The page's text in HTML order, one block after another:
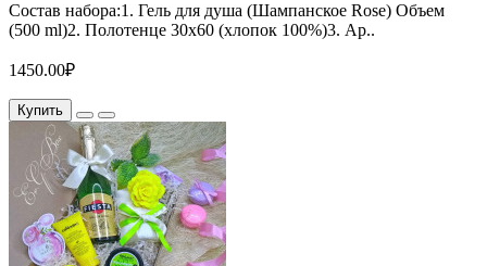
Состав набора:1. Гель для душа (Шампанское Rose) Объем
(500 ml)2. Полотенце 30х60 (хлопок 100%)3. Ар..
1450.00₽
Купить